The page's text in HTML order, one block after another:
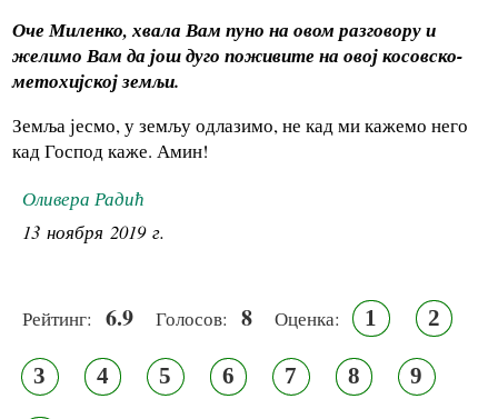
Оче Миленко, хвала Вам пуно на овом разговору и
желимо Вам да још дуго поживите на овој косовско-
метохијској земљи.
Земља јесмо, у земљу одлазимо, не кад ми кажемо него
кад Господ каже. Амин!
Оливера Радић
13 ноября 2019 г.
Рейтинг: 6.9 Голосов: 8 Оценка: 1 2
3 4 5 6 7 8 9